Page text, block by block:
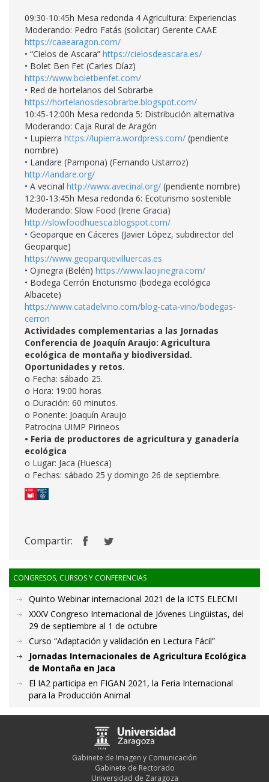
09:30-10:45h Mesa redonda 4 Agricultura: Experiencias
Moderando: Pedro Fatás (solicitar) Gerente CAAE
https://caaearagon.com/
• “Cielos de Ascara” https://cielosdeascara.es/
• Bolet Ben Fet (Carles Díaz)
https://www.boletbenfet.com/
• Red de hortelanos del Sobrarbe
https://hortelanosdesobrarbe.blogspot.com/
10:45-12:00h Mesa redonda 5: Distribución alternativa
Moderando: Caja Rural de Aragón
• Lupierra https://lupierra.wordpress.com/ (pendiente
nombre)
• Landare (Pampona) (Fernando Ustarroz)
http://landare.org/
• A vecinal http://www.avecinal.org/ (pendiente nombre)
12:30-13:45h Mesa redonda 6: Ecoturismo sostenible
Moderando: Slow Food (Irene Gracia)
http://slowfoodhuesca.blogspot.com/
• Geoparque en Cáceres (Javier López, subdirector del
Geoparque)
https://www.geoparquevilluercas.es
• Ojinegra (Belén) https://www.laojinegra.com/
• Bodega Cerrón Enoturismo (bodega ecológica
Albacete)
https://www.catadelvino.com/blog-cata-vino/bodegas-
cerron
Actividades complementarias a las Jornadas
Conferencia de Joaquín Araujo: Agricultura
ecológica de montaña y biodiversidad.
Oportunidades y retos.
o Fecha: sábado 25.
o Hora: 19:00 horas
o Duración: 60 minutos.
o Ponente: Joaquín Araujo
Patrocina UIMP Pirineos
• Feria de productores de agricultura y ganadería
ecológica
o Lugar: Jaca (Huesca)
o Fechas: sábado 25 y domingo 26 de septiembre.
Compartir:
CONGRESOS, CURSOS Y CONFERENCIAS
Quinto Webinar internacional 2021 de la ICTS ELECMI
XXXV Congreso Internacional de Jóvenes Lingüistas, del
29 de septiembre al 1 de octubre
Curso “Adaptación y validación en Lectura Fácil”
Jornadas Internacionales de Agricultura Ecológica
de Montaña en Jaca
El IA2 participa en FIGAN 2021, la Feria Internacional
para la Producción Animal
Gabinete de Imagen y Comunicación
Gabinete de Rectorado
Universidad de Zaragoza